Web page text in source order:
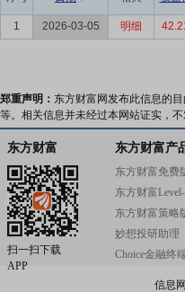
1
2026-03-05 明细
郑重声明： 东方财富网发布此信息的
等。相关信息并未经过本网站证实，